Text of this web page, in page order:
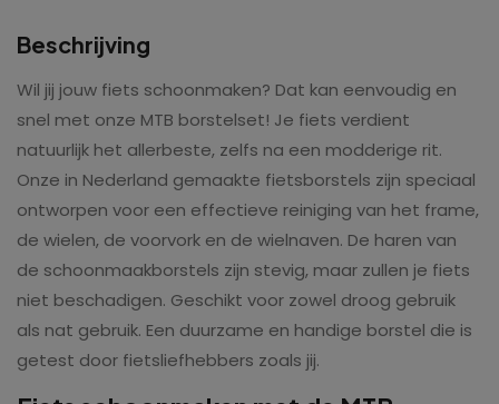
Beschrijving
Wil jij jouw fiets schoonmaken? Dat kan eenvoudig en
snel met onze MTB borstelset! Je fiets verdient
natuurlijk het allerbeste, zelfs na een modderige rit.
Onze in Nederland gemaakte fietsborstels zijn speciaal
ontworpen voor een effectieve reiniging van het frame,
de wielen, de voorvork en de wielnaven. De haren van
de schoonmaakborstels zijn stevig, maar zullen je fiets
niet beschadigen. Geschikt voor zowel droog gebruik
als nat gebruik. Een duurzame en handige borstel die is
getest door fietsliefhebbers zoals jij.